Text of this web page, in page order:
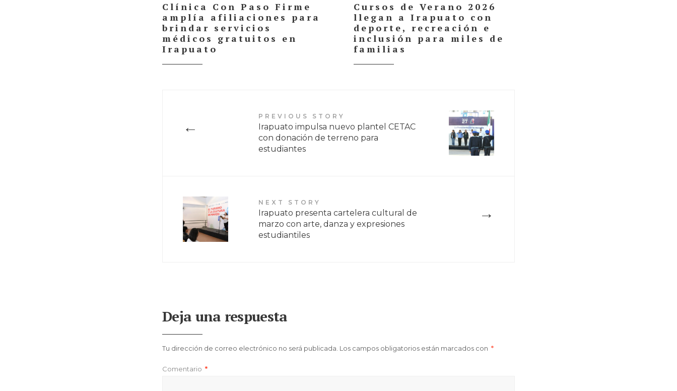
Clínica Con Paso Firme
amplía afiliaciones para
brindar servicios
médicos gratuitos en
Irapuato
Cursos de Verano 2026
llegan a Irapuato con
deporte, recreación e
inclusión para miles de
familias
←
PREVIOUS STORY
Irapuato impulsa nuevo plantel CETAC
con donación de terreno para
estudiantes
→
NEXT STORY
Irapuato presenta cartelera cultural de
marzo con arte, danza y expresiones
estudiantiles
Deja una respuesta
Tu dirección de correo electrónico no será publicada. Los campos obligatorios están marcados con *
Comentario *